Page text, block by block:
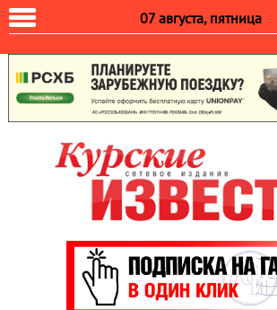
07 августа, пятница